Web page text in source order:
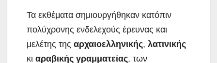
Τα εκθέματα σημιουργήθηκαν κατόπιν
πολύχρονης ενδελεχούς έρευνας και
μελέτης της αρχαιοελληνικής, λατινικής
κι αραβικής γραμματείας, των